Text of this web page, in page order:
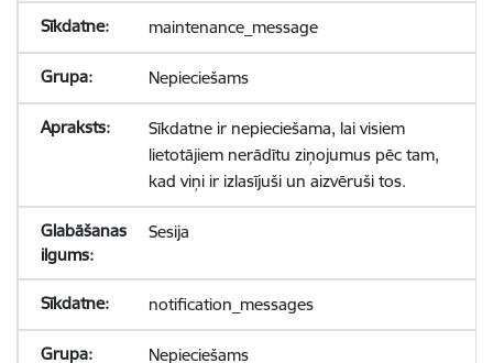
maintenance_message
Nepieciešams
Sīkdatne ir nepieciešama, lai visiem
lietotājiem nerādītu ziņojumus pēc tam,
kad viņi ir izlasījuši un aizvēruši tos.
Sesija
notification_messages
Nepieciešams